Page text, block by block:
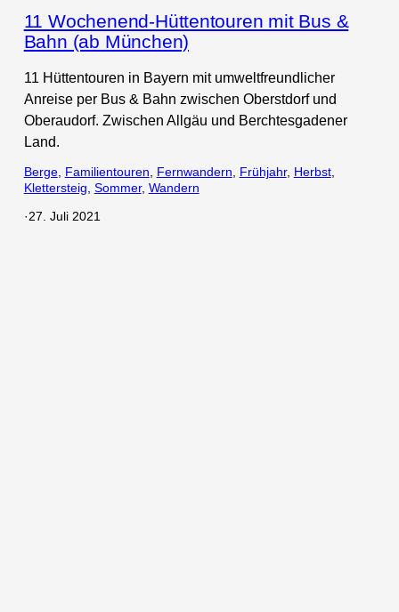
11 Wochenend-Hüttentouren mit Bus &
Bahn (ab München)
11 Hüttentouren in Bayern mit umweltfreundlicher
Anreise per Bus & Bahn zwischen Oberstdorf und
Oberaudorf. Zwischen Allgäu und Berchtesgadener
Land.
Berge, Familientouren Fernwandern Frühjahr, Herbst
Klettersteig Sommer, Wandern
·27. Juli 2021